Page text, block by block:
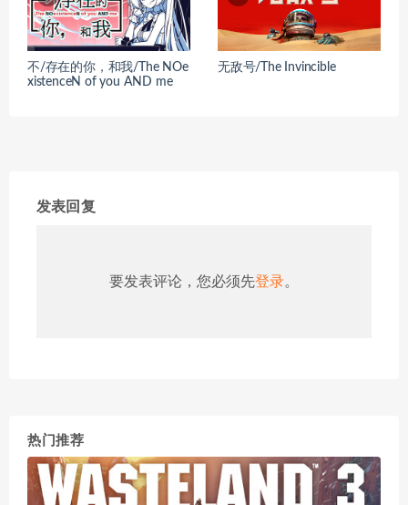
不/存在的你，和我/The NOe
xistenceN of you AND me
无敌号/The Invincible
发表回复
要发表评论，您必须先登录。
热门推荐